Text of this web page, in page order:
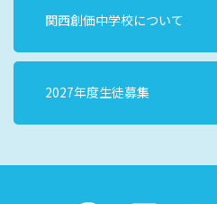
関西創価中学校について
2027年度生徒募集